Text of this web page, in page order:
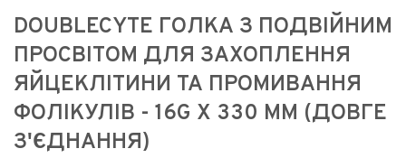
DOUBLECYTE ГОЛКА З ПОДВІЙНИМ
ПРОСВІТОМ ДЛЯ ЗАХОПЛЕННЯ
ЯЙЦЕКЛІТИНИ ТА ПРОМИВАННЯ
ФОЛІКУЛІВ - 16G X 330 ММ (ДОВГЕ
З'ЄДНАННЯ)